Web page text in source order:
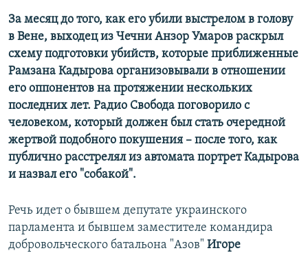
Все сайты РСЕ/РС
За месяц до того, как его убили выстрелом в голову
в Вене, выходец из Чечни Анзор Умаров раскрыл
схему подготовки убийств, которые приближенные
Рамзана Кадырова организовывали в отношении
его оппонентов на протяжении нескольких
последних лет. Радио Свобода поговорило с
человеком, который должен был стать очередной
жертвой подобного покушения – после того, как
публично расстрелял из автомата портрет Кадырова
и назвал его "собакой".
Речь идет о бывшем депутате украинского
парламента и бывшем заместителе командира
добровольческого батальона "Азов" Игоре